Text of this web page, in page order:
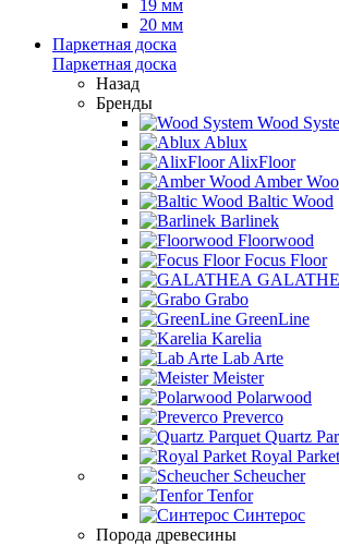
19 мм
20 мм
Паркетная доска
Паркетная доска
Назад
Бренды
Wood
Ablux
AlixFloor
Amber
Baltic Wood
Barlinek
Floorwood
Focus Floor
Grabo
GreenLine
Karelia
Lab Arte
Meister
Polarwood
Preverco
Quartz
Royal Parket
Scheucher
Tenfor
Синтерос
Порода древесины